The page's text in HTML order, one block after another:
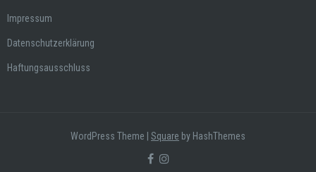
Impressum
Datenschutzerklärung
Haftungsausschluss
WordPress Theme Square by HashThemes